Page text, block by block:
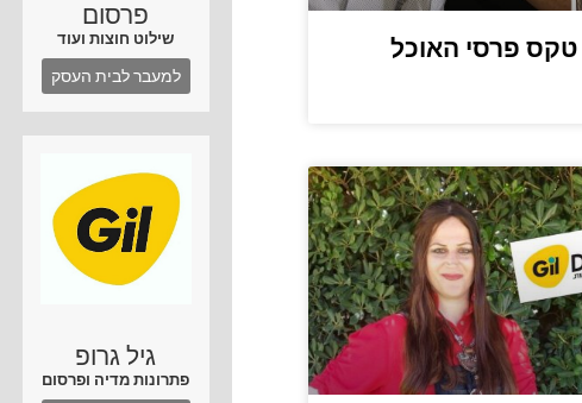
פרסי האוכל
פרסום
שילוט חוצות ועוד
למעבר לבית העסק
גיל גרופ
פתרונות מדיה ופרסום